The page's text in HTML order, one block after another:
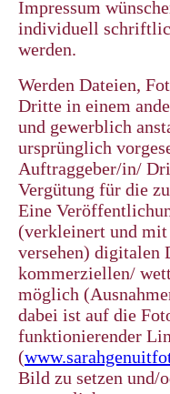
Impressum
individuell
werden.
Werden Dateien,
Dritte in einem
und gewerblich
ursprünglich
Auftraggeber/in/
Vergütung für die
Eine
(verkleinert und
versehen) digitalen
kommerziellen/
möglich
dabei ist auf die
funktionierender
(
Bild zu setzen und/